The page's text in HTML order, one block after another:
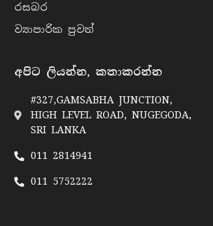
රසබ​ර
ව්‍යාපාරික පුව​ත්
අපිට ලියන්න, කතාකරන්න
#327,GAMSABHA JUNCTION,
HIGH LEVEL ROAD, NUGEGODA,
SRI LANKA
011 2814941
011 5752222